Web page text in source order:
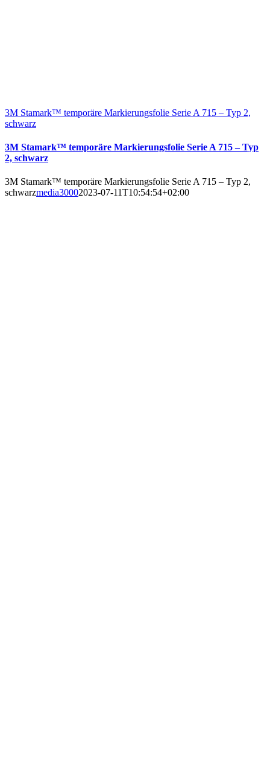
3M Stamark™ temporäre Markierungsfolie Serie A 715 – Typ 2,
schwarz
3M Stamark™ temporäre Markierungsfolie Serie A 715 – Typ
2, schwarz
3M Stamark™ temporäre Markierungsfolie Serie A 715 – Typ 2,
schwarzmedia30002023-07-11T10:54:54+02:00